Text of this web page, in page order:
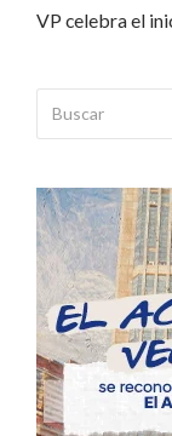
VP celebra el